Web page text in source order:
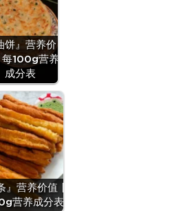
饼』营养价
100g营养
成分表
』营养价值 |
营养成分表